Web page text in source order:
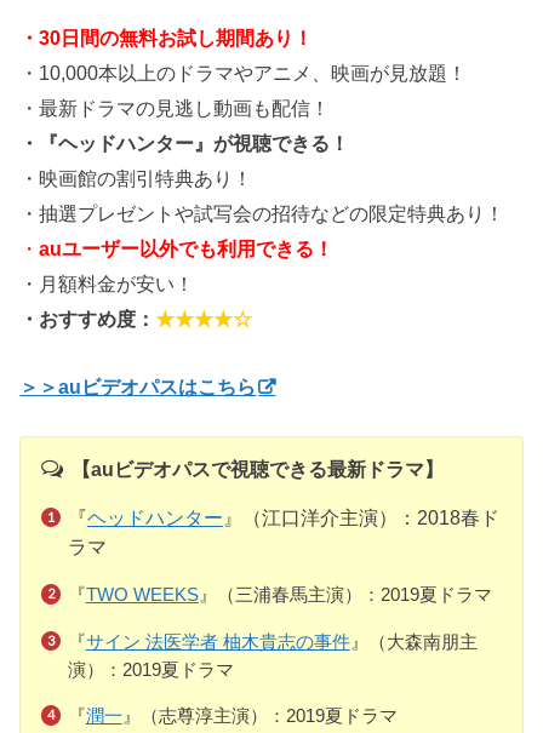
・30日間の無料お試し期間あり！
・10,000本以上のドラマやアニメ、映画が見放題！
・最新ドラマの見逃し動画も配信！
・『ヘッドハンター』が視聴できる！
・映画館の割引特典あり！
・抽選プレゼントや試写会の招待などの限定特典あり！
・auユーザー以外でも利用できる！
・月額料金が安い！
・おすすめ度：★★★★☆
＞＞auビデオパスはこちら
【auビデオパスで視聴できる最新ドラマ】
『ヘッドハンター 』（江口洋介主演）：2018春ド
ラマ
『TWO WEEKS』（三浦春馬主演）：2019夏ドラマ
『サイン 法医学者 柚木貴志の事件』（大森南朋主
演）：2019夏ドラマ
『潤一 』（志尊淳主演）：2019夏ドラマ